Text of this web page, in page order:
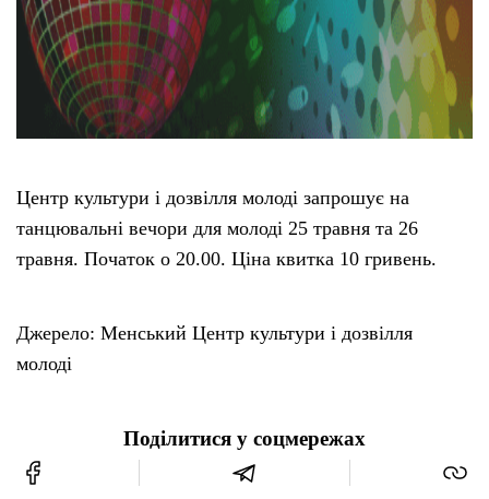
Центр культури і дозвілля молоді запрошує на
танцювальні вечори для молоді 25 травня та 26
травня. Початок о 20.00. Ціна квитка 10 гривень.
Джерело: Менський Центр культури і дозвілля
молоді
Поділитися у соцмережах